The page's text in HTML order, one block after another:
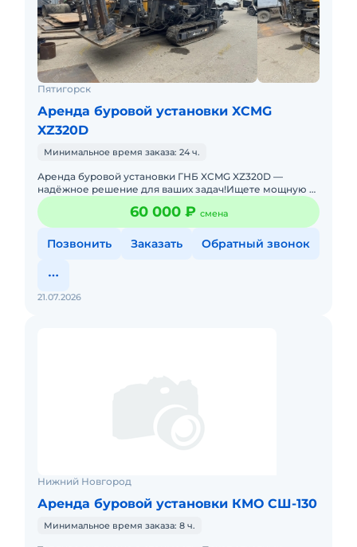
Пятигорск
Аренда буровой установки XCMG
XZ320D
Минимальное время заказа: 24 ч.
Аренда буровой установки ГНБ XCMG XZ320D —
надёжное решение для ваших задач!Ищете мощную и
проверенную технику для горизонтально-
направленного бурения? Пр
60 000 ₽ смена
Позвонить Заказать Обратный звонок
21.07.2026
Нижний Новгород
Аренда буровой установки КМО СШ-130
Минимальное время заказа: 8 ч.